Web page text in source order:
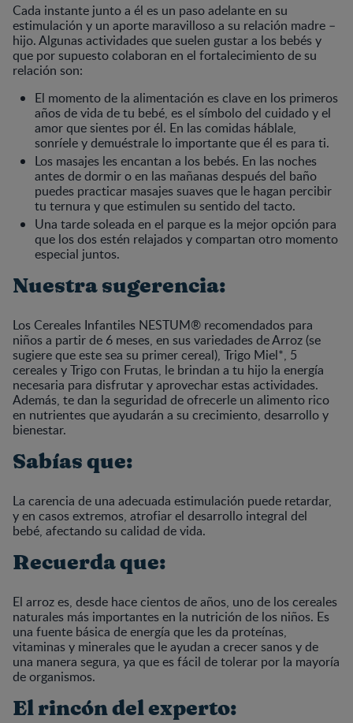
Cada instante junto a él es un paso adelante en su
estimulación y un aporte maravilloso a su relación madre –
hijo. Algunas actividades que suelen gustar a los bebés y
que por supuesto colaboran en el fortalecimiento de su
relación son:
El momento de la alimentación es clave en los primeros
años de vida de tu bebé, es el símbolo del cuidado y el
amor que sientes por él. En las comidas háblale,
sonríele y demuéstrale lo importante que él es para ti.
Los masajes les encantan a los bebés. En las noches
antes de dormir o en las mañanas después del baño
puedes practicar masajes suaves que le hagan percibir
tu ternura y que estimulen su sentido del tacto.
Una tarde soleada en el parque es la mejor opción para
que los dos estén relajados y compartan otro momento
especial juntos.
Nuestra sugerencia:
Los Cereales Infantiles NESTUM® recomendados para
niños a partir de 6 meses, en sus variedades de Arroz (se
sugiere que este sea su primer cereal), Trigo Miel*, 5
cereales y Trigo con Frutas, le brindan a tu hijo la energía
necesaria para disfrutar y aprovechar estas actividades.
Además, te dan la seguridad de ofrecerle un alimento rico
en nutrientes que ayudarán a su crecimiento, desarrollo y
bienestar.
Sabías que:
La carencia de una adecuada estimulación puede retardar,
y en casos extremos, atrofiar el desarrollo integral del
bebé, afectando su calidad de vida.
Recuerda que:
El arroz es, desde hace cientos de años, uno de los cereales
naturales más importantes en la nutrición de los niños. Es
una fuente básica de energía que les da proteínas,
vitaminas y minerales que le ayudan a crecer sanos y de
una manera segura, ya que es fácil de tolerar por la mayoría
de organismos.
El rincón del experto: